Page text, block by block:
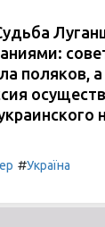
поляков, а
#Україна